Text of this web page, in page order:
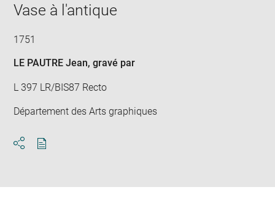
Vase à l'antique
1751
LE PAUTRE Jean, gravé par
L 397 LR/BIS87 Recto
Département des Arts graphiques